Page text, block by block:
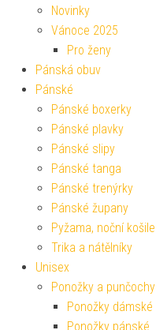
Novinky
Vánoce 2025
Pro ženy
Pánská obuv
Pánské
Pánské boxerky
Pánské plavky
Pánské slipy
Pánské tanga
Pánské trenýrky
Pánské župany
Pyžama, noční košile
Trika a nátělníky
Unisex
Ponožky a punčochy
Ponožky dámské
Ponožky pánské